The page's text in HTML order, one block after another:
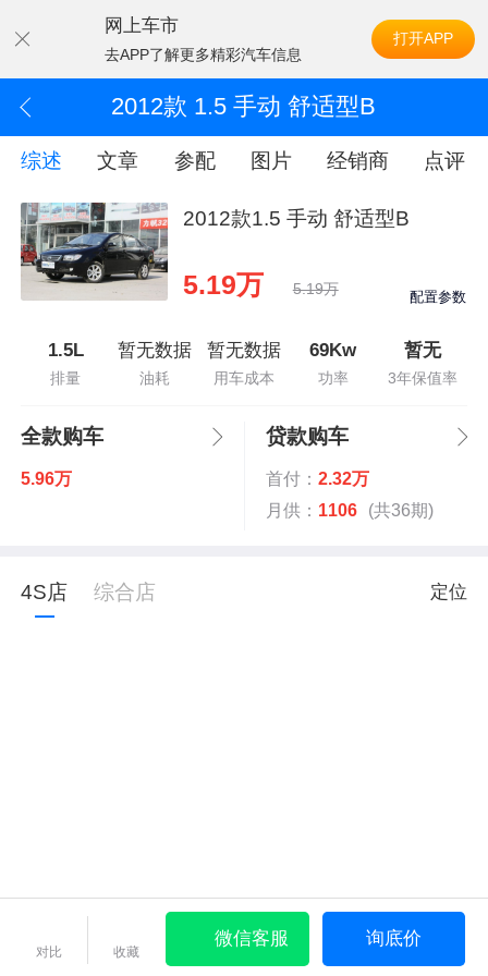
网上车市
去APP了解更多精彩汽车信息
打开APP
2012款 1.5 手动 舒适型B
综述 文章 参配 图片 经销商 点评
2012款1.5 手动 舒适型B
5.19万 5.19万 配置参数
1.5L
排量
暂无数据
油耗
暂无数据
用车成本
69Kw
功率
暂无
3年保值率
全款购车
5.96万
贷款购车
首付： 2.32万
月供： 1106 (共36期)
4S店 综合店 定位
对比 收藏
微信客服 询底价